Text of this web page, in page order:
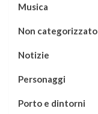
Musica
Non categorizzato
Notizie
Personaggi
Porto e dintorni